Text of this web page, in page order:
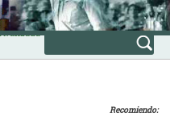
Avanzada
Recomiendo: